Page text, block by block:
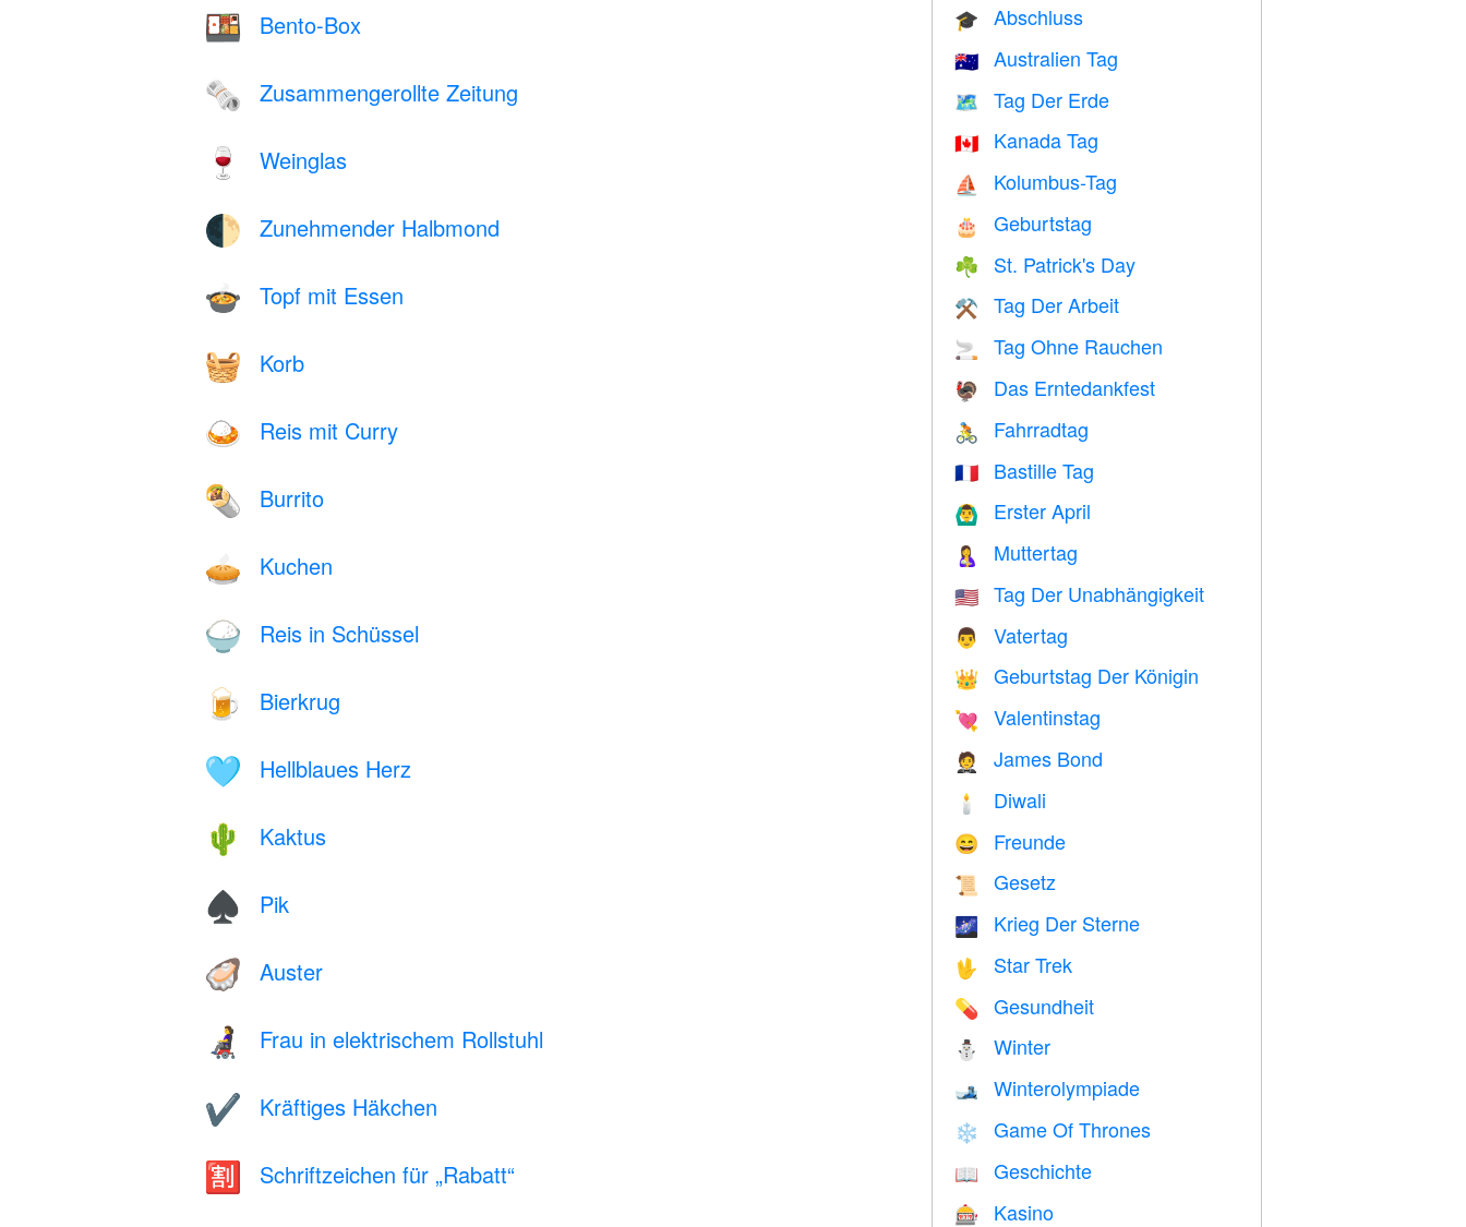
🍱 Bento-Box
🗞️ Zusammengerollte Zeitung
🍷 Weinglas
🌓 Zunehmender Halbmond
🍲 Topf mit Essen
🧺 Korb
🍛 Reis mit Curry
🌯 Burrito
🥧 Kuchen
🍚 Reis in Schüssel
🍺 Bierkrug
🩵 Hellblaues Herz
🌵 Kaktus
♠️ Pik
🦪 Auster
👩‍🦼 Frau in elektrischem Rollstuhl
✔️ Kräftiges Häkchen
🈹 Schriftzeichen für „Rabatt“
🎓 Abschluss
🇦🇺 Australien Tag
🗺️ Tag Der Erde
🇨🇦 Kanada Tag
⛵️ Kolumbus-Tag
🎂 Geburtstag
☘️ St. Patrick's Day
⚒️ Tag Der Arbeit
🚬 Tag Ohne Rauchen
🦃 Das Erntedankfest
🚴 Fahrradtag
🇫🇷 Bastille Tag
🙆‍♂️ Erster April
🤱 Muttertag
🇺🇸 Tag Der Unabhängigkeit
👨 Vatertag
👑 Geburtstag Der Königin
💘 Valentinstag
🤵 James Bond
🕯 Diwali
😄 Freunde
📜 Gesetz
🌌 Krieg Der Sterne
🖖 Star Trek
💊 Gesundheit
⛄ Winter
🎿 Winterolympiade
❄️ Game Of Thrones
📖 Geschichte
🎰 Kasino